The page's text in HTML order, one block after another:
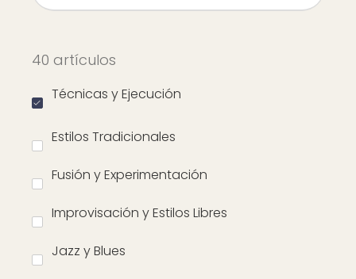
40 artículos
Técnicas y Ejecución
Estilos Tradicionales
Fusión y Experimentación
Improvisación y Estilos Libres
Jazz y Blues